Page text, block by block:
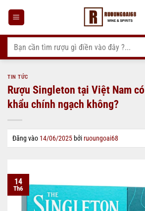
dung
Tìm
kiếm:
TIN TỨC
Rượu Singleton tại Việt Nam
khẩu chính ngạch không?
Đăng vào 14/06/2025 bởiruoungoai68
14
Th6